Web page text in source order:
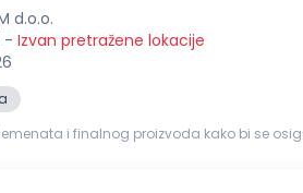
d.o.o.
- Izvan pretražene lokacije
i finalnog proizvoda kako bi se